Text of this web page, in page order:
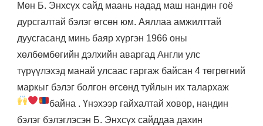
Мөн Б. Энхсүх сайд маань надад маш нандин гоё
дурсгалтай бэлэг өгсөн юм. Аяллаа амжилттай
дуусгасанд минь баяр хүргэн 1966 оны
хөлбөмбөгийн дэлхийн аваргад Англи улс
түрүүлэхэд манай улсаас гаргаж байсан 4 төгрөгний
маркыг бэлэг болгон өгсөнд туйлын их талархаж
байна . Үнэхээр гайхалтай ховор, нандин
бэлэг бэлэглэсэн Б. Энхсүх сайддаа дахин